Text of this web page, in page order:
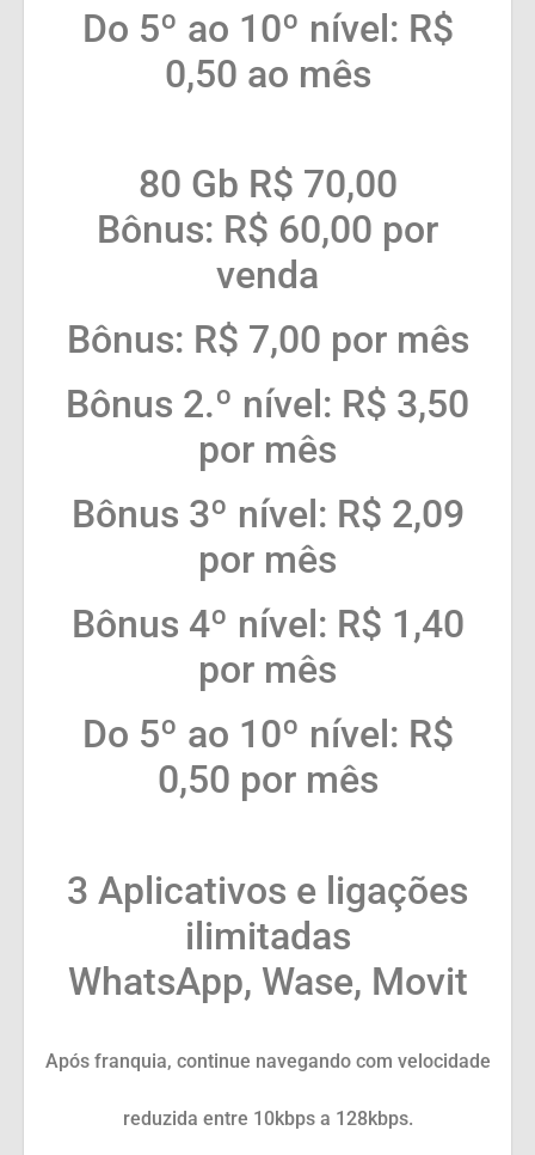
Do 5º ao 10º nível: R$
0,50 ao mês
80 Gb R$ 70,00
Bônus: R$ 60,00 por
venda
Bônus: R$ 7,00 por mês
Bônus 2.º nível: R$ 3,50
por mês
Bônus 3º nível: R$ 2,09
por mês
Bônus 4º nível: R$ 1,40
por mês
Do 5º ao 10º nível: R$
0,50 por mês
3 Aplicativos e ligações
ilimitadas
WhatsApp, Wase, Movit
Após franquia, continue navegando com velocidade
reduzida entre 10kbps a 128kbps.